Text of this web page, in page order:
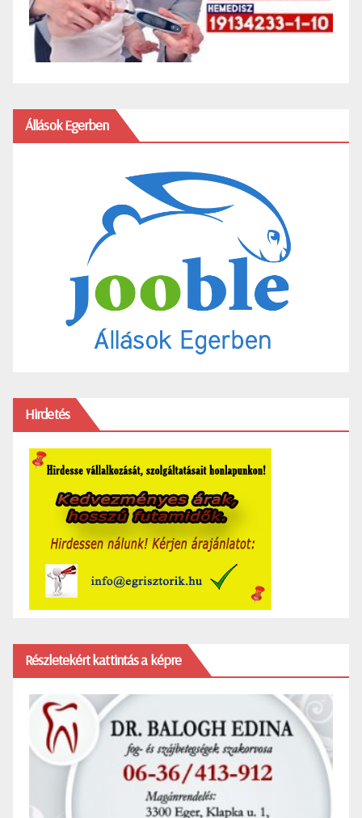
Állások Egerben
Hirdetés
Részletekért kattintás a képre